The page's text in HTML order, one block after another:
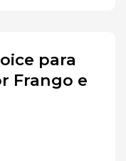
para
Frango e